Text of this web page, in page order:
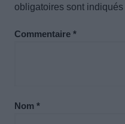
obligatoires sont indiqués
Commentaire *
Nom *